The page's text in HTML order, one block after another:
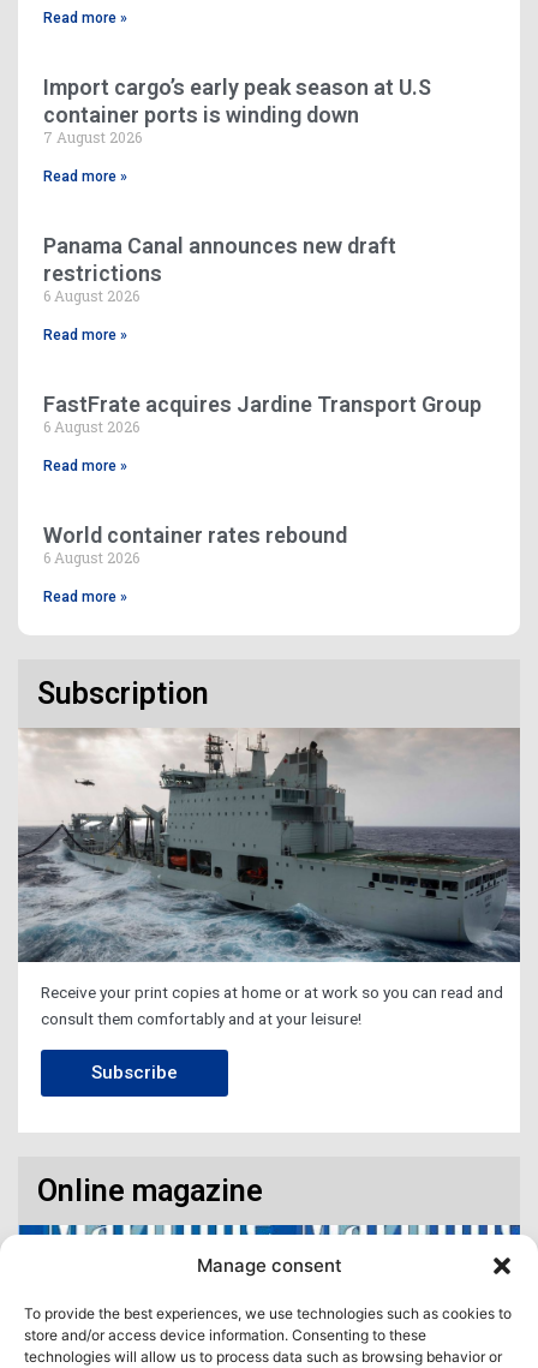
Manage consent
To provide the best experiences, we use technologies such as cookies to
store and/or access device information. Consenting to these
technologies will allow us to process data such as browsing behavior or
Read more »
Import cargo’s early peak season at U.S
container ports is winding down
7 August 2026
Read more »
Panama Canal announces new draft
restrictions
6 August 2026
Read more »
FastFrate acquires Jardine Transport Group
6 August 2026
Read more »
World container rates rebound
6 August 2026
Read more »
Subscription
Receive your print copies at home or at work so you can read and
consult them comfortably and at your leisure!
Subscribe
Online magazine